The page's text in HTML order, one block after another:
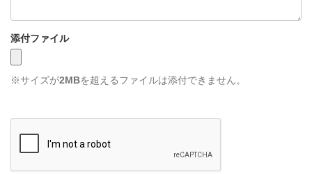
添付ファイル
※サイズが2MBを超えるファイルは添付できません。